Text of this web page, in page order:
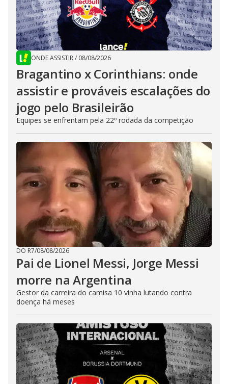
ONDE ASSISTIR/ 08/08/2026
Bragantino x Corinthians: onde
assistir e prováveis escalações do
jogo pelo Brasileirão
Equipes se enfrentam pela 22º rodada da competição
DO R7/08/08/2026
Pai de Lionel Messi, Jorge Messi
morre na Argentina
Gestor da carreira do camisa 10 vinha lutando contra
doença há meses